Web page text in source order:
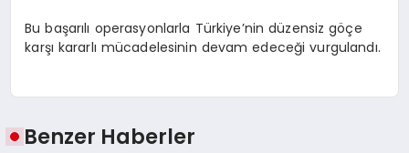
Bu başarılı operasyonlarla Türkiye’nin düzensiz göçe
karşı kararlı mücadelesinin devam edeceği vurgulandı.
Benzer Haberler